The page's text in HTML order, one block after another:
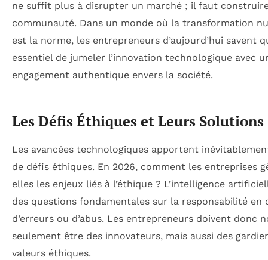
ne suffit plus à disrupter un marché ; il faut
communauté. Dans un monde où la transformation
est la norme, les entrepreneurs d’aujourd’hui savent
essentiel de jumeler l’innovation technologique avec
engagement authentique envers la société.
Les Défis Éthiques et Leurs Solutions
Les avancées technologiques apportent
de défis éthiques. En 2026, comment les entreprises
elles les enjeux liés à l’éthique ? L’intelligence
des questions fondamentales sur la responsabilité en
d’erreurs ou d’abus. Les entrepreneurs doivent donc
seulement être des innovateurs, mais aussi des
valeurs éthiques.